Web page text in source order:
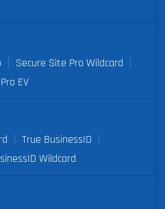
Secure Site Pro Wildcard
EV
True BusinessID
Wildcard